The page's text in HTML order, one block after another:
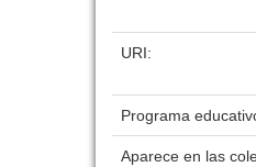
URI:
Programa
Aparece en las